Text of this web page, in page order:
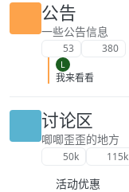
公告
一些公告信息
53 380
L
我来看看
讨论区
唧唧歪歪的地方
50k 115k
活动优惠